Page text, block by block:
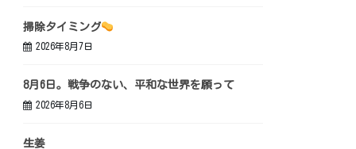
掃除タイミング
2026年8月7日
8月6日。戦争のない、平和な世界を願って
2026年8月6日
生姜